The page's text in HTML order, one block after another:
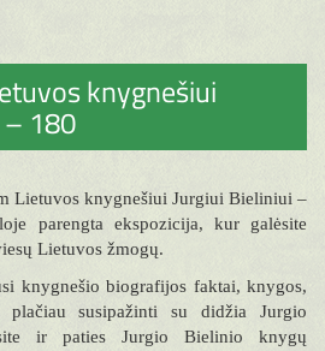
knygnešiui
– 180
Lietuvos knygnešiui Jurgiui Bieliniui –
parengta ekspozicija, kur galėsite
Lietuvos žmogų.
knygnešio biografijos faktai, knygos,
plačiau susipažinti su didžia Jurgio
ir paties Jurgio Bielinio knygų